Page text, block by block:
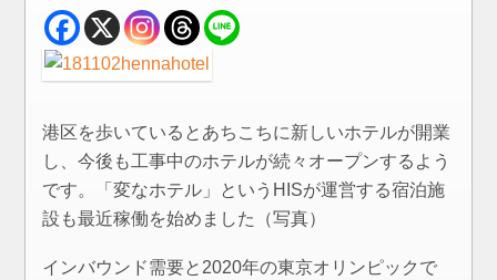
港区を歩いているとあちこちに新しいホテルが開業
し、今後も工事中のホテルが続々オープンするよう
です。「変なホテル」というHISが運営する宿泊施
設も最近稼働を始めました（写真）
インバウンド需要と2020年の東京オリンピックで